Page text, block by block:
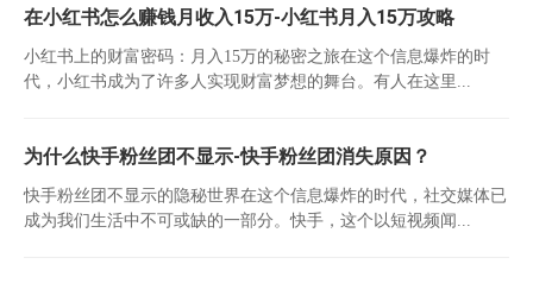
在小红书怎么赚钱月收入15万-小红书月入15万攻略
小红书上的财富密码：月入15万的秘密之旅在这个信息爆炸的时
代，小红书成为了许多人实现财富梦想的舞台。有人在这里...
为什么快手粉丝团不显示-快手粉丝团消失原因？
快手粉丝团不显示的隐秘世界在这个信息爆炸的时代，社交媒体已
成为我们生活中不可或缺的一部分。快手，这个以短视频闻...